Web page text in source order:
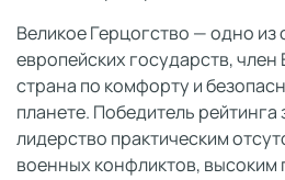
Великое Герцогство — одно
европейских государств,
страна по комфорту и
планете. Победитель рейтинга
лидерство практическим
военных конфликтов, высоким